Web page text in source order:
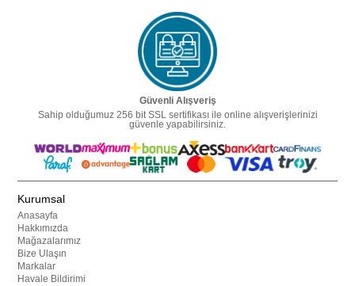
Güvenli Alışveriş
Sahip olduğumuz 256 bit SSL sertifikası ile online alışverişlerinizi
güvenle yapabilirsiniz.
Kurumsal
Anasayfa
Hakkımızda
Mağazalarımız
Bize Ulaşın
Markalar
Havale Bildirimi